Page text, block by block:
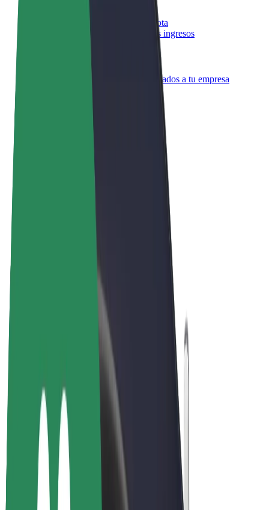
Registrarse como propietario de flota
Añadí tu flota a Bolt y potenciá tus ingresos
Bolt para empresas
Productos y servicios de Bolt adaptados a tu empresa
Bicis
Bolt Plus
Colabora con Bolt
Conductores
Ingresos de conductor/a
Repartidores